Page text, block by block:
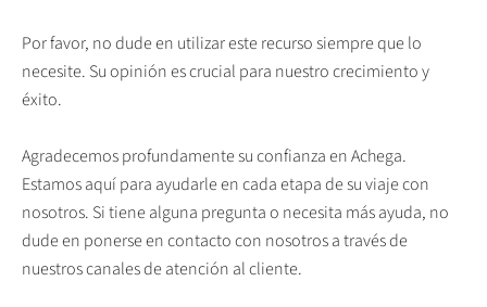
Por favor, no dude en utilizar este recurso siempre que lo
necesite. Su opinión es crucial para nuestro crecimiento y
éxito.
Agradecemos profundamente su confianza en Achega.
Estamos aquí para ayudarle en cada etapa de su viaje con
nosotros. Si tiene alguna pregunta o necesita más ayuda, no
dude en ponerse en contacto con nosotros a través de
nuestros canales de atención al cliente.